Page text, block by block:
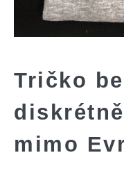
Tričko
mimo